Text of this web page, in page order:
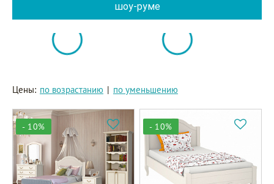
шоу-руме
Цены: по возрастанию | по уменьшению
- 10% - 10%